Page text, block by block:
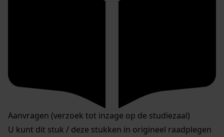
Aanvragen (verzoek tot inzage op de studiezaal)
U kunt dit stuk / deze stukken in origineel raadplegen